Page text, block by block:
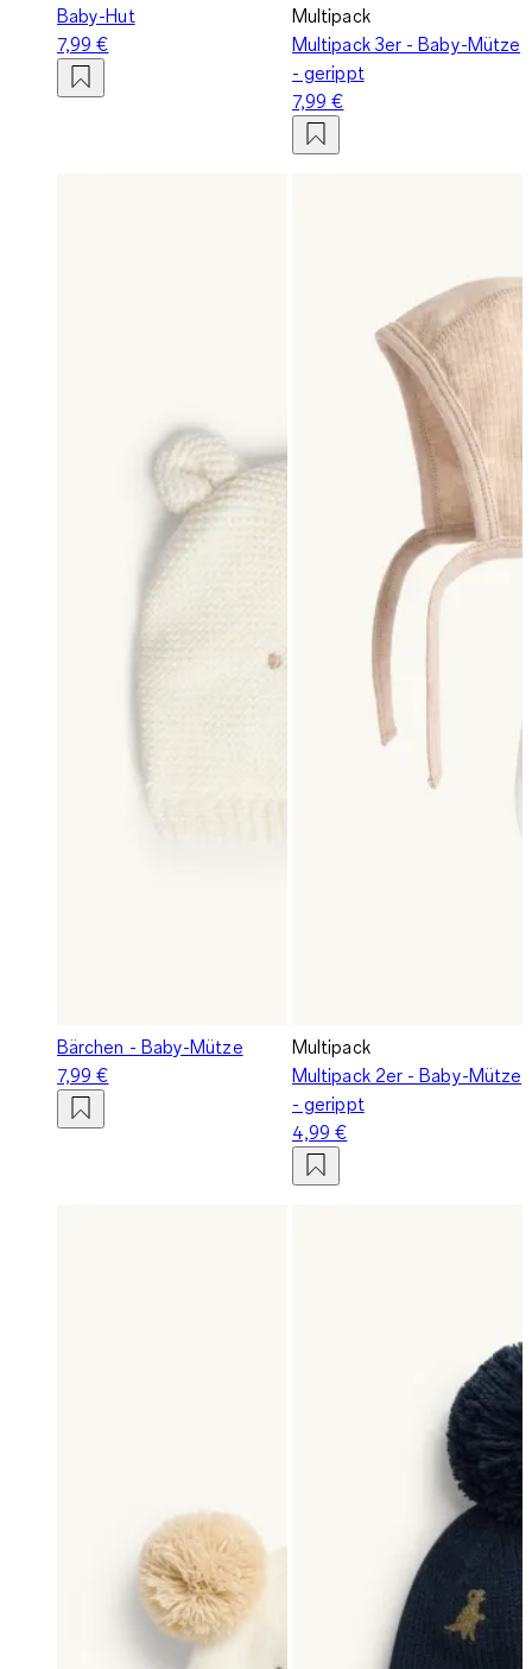
Baby-Hut
7,99 €
Multipack
Multipack 3er - Baby-Mütze
- gerippt
7,99 €
Bärchen - Baby-Mütze
7,99 €
Multipack
Multipack 2er - Baby-Mütze
- gerippt
4,99 €